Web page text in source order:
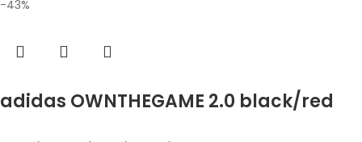
-43%
adidas OWNTHEGAME 2.0 black/red
, , , ,